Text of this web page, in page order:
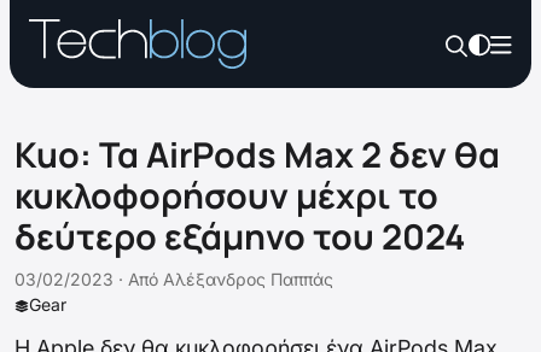
Kuo: Τα AirPods Max 2 δεν θα
κυκλοφορήσουν μέχρι το
δεύτερο εξάμηνο του 2024
Gear
03/02/2023 · Από Αλέξανδρος Παππάς